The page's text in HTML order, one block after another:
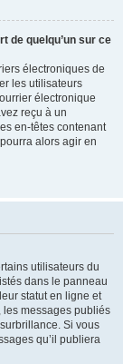
de quelqu’un sur ce
électroniques de
les utilisateurs
électronique
reçu à un
en-têtes contenant
alors agir en
utilisateurs du
dans le panneau
statut en ligne et
les messages publiés
Si vous
qu’il publiera